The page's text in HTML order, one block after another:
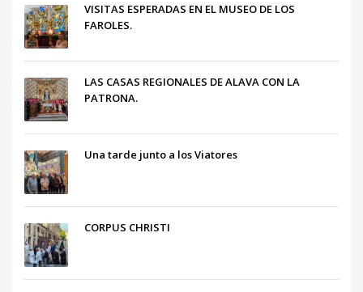
VISITAS ESPERADAS EN EL MUSEO DE LOS
FAROLES.
LAS CASAS REGIONALES DE ALAVA CON LA
PATRONA.
Una tarde junto a los Viatores
CORPUS CHRISTI